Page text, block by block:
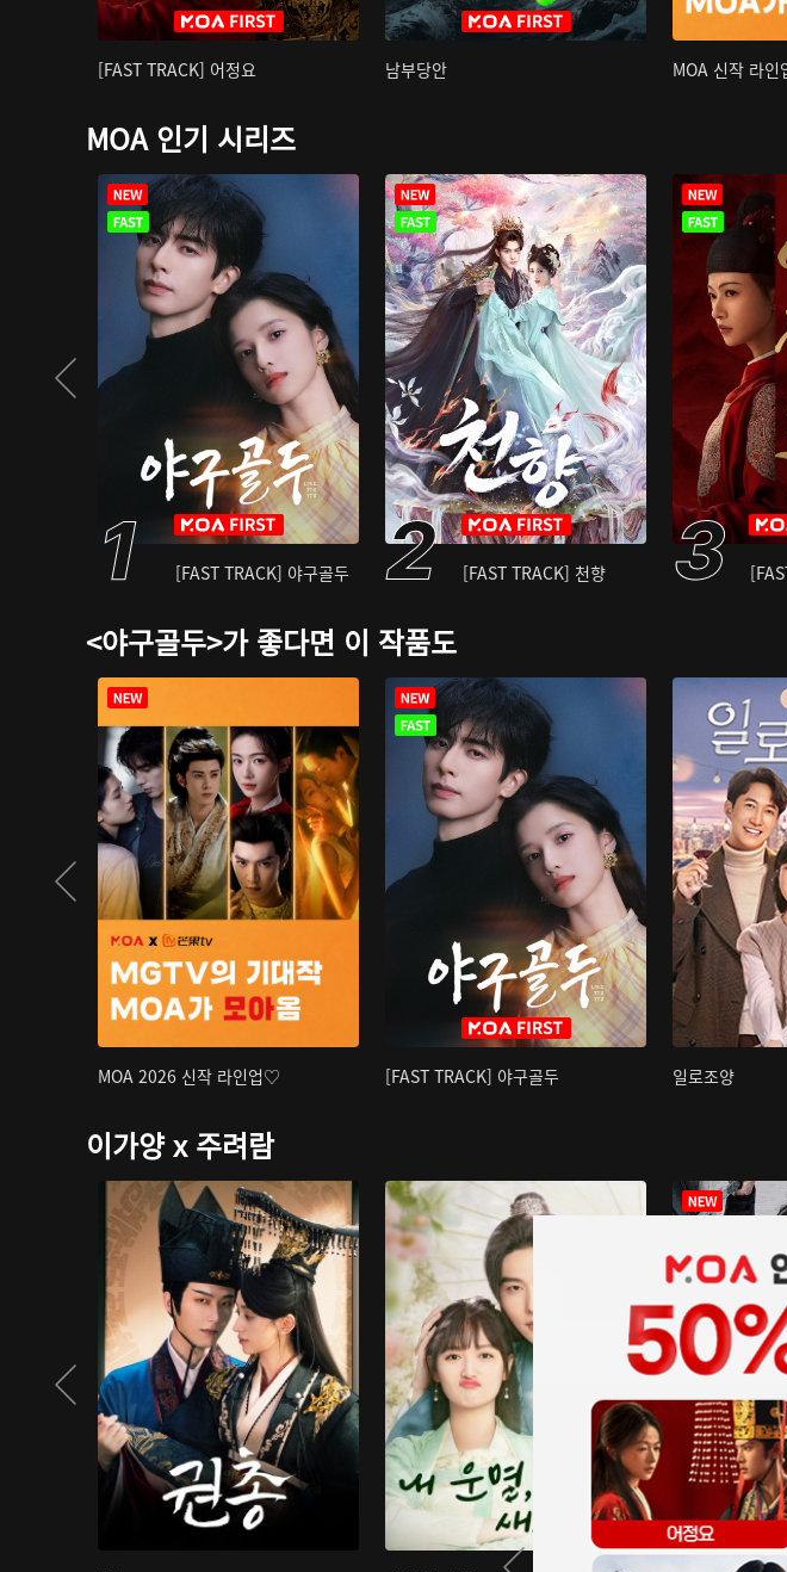
[FAST TRACK] 어정요 남부당안 MOA 신작 라
MOA 인기 시리즈
[FAST TRACK] 야구골두 [FAST TRACK] 천향
<야구골두>가 좋다면 이 작품도
MOA 2026 신작 라인업♡ [FAST TRACK] 야구골두 일로조양
이가양 x 주려람